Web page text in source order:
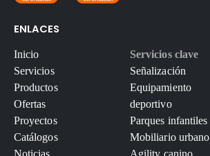
ENLACES
Inicio
Servicios
Productos
Ofertas
Proyectos
Catálogos
Servicios clave
Señalización
Equipamiento
deportivo
Parques infantiles
Mobiliario urbano